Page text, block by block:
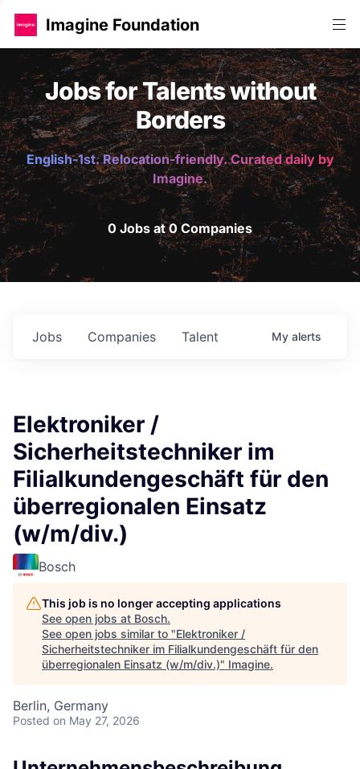
Imagine Foundation
Jobs for Talents without
Borders
English-1st. Relocation-friendly. Curated daily by
Imagine.
0 Jobs at 0 Companies
Jobs Companies Talent My alerts
Elektroniker /
Sicherheitstechniker im
Filialkundengeschäft für den
überregionalen Einsatz
(w/m/div.)
Bosch
This job is no longer accepting applications
See open jobs at Bosch.
See open jobs similar to "Elektroniker /
Sicherheitstechniker im Filialkundengeschäft für den
überregionalen Einsatz (w/m/div.)" Imagine.
Berlin, Germany
Posted on May 27, 2026